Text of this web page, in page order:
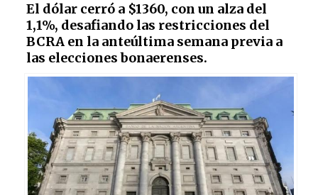
El dólar cerró a $1360, con un alza del
1,1%, desafiando las restricciones del
BCRA en la anteúltima semana previa a
las elecciones bonaerenses.